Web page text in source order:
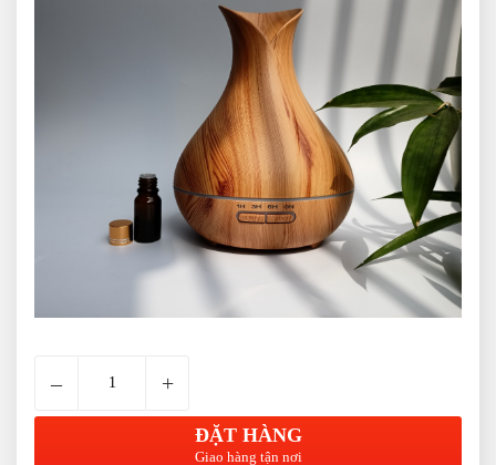
– +
ĐẶT HÀNG
Giao hàng tận nơi